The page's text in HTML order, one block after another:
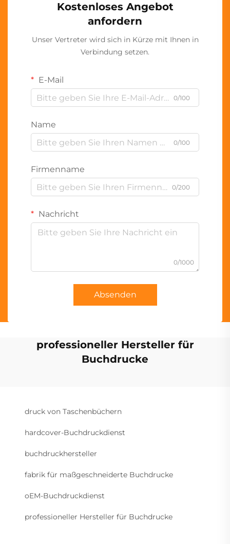
Kostenloses Angebot
anfordern
Unser Vertreter wird sich in Kürze mit Ihnen in
Verbindung setzen.
E-Mail
0/100
Name
0/100
Firmenname
0/200
Nachricht
0/1000
Absenden
professioneller Hersteller für
Buchdrucke
druck von Taschenbüchern
hardcover-Buchdruckdienst
buchdruckhersteller
fabrik für maßgeschneiderte Buchdrucke
oEM-Buchdruckdienst
professioneller Hersteller für Buchdrucke